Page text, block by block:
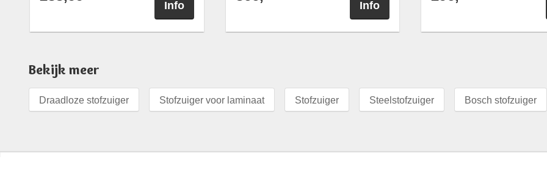
Info Info
Bekijk meer
Draadloze stofzuiger Stofzuiger voor laminaat Stofzuiger Steelstofzuiger Bosch stofzuiger